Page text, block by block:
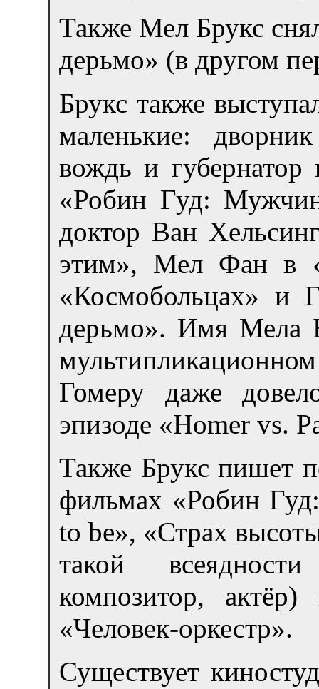
Также Мел Брукс
дерьмо» (в другом
Брукс также
маленькие:
вождь и
«Робин Гуд:
доктор Ван
этим», Мел Фан в
«Космобольцах» и
дерьмо». Имя Мела
Гомеру даже
эпизоде «Homer vs.
Также Брукс пишет
фильмах «Робин
to be», «Страх
такой
композитор,
«Человек-оркестр».
Существует